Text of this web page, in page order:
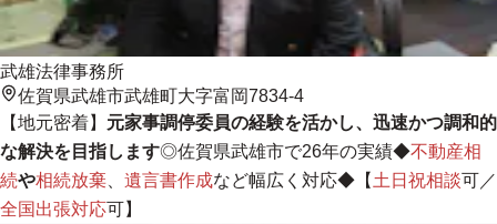
武雄法律事務所
佐賀県武雄市武雄町大字富岡7834-4
【地元密着】 元家事調停委員の経験を活かし、迅速かつ調和的
な解決を目指します◎佐賀県武雄市で26年の実績◆不動産相
続や相続放棄 遺言書作成など幅広く対応◆【 土日祝相談可／
全国出張対応可】